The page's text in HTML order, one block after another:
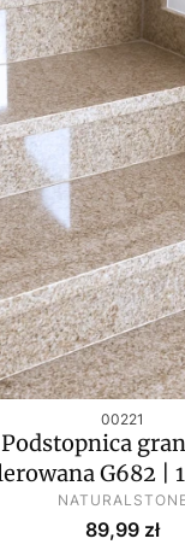
Kod produktu
00221
Podstopnica
G682 |
PRODUCENT
Cena
89,99 zł